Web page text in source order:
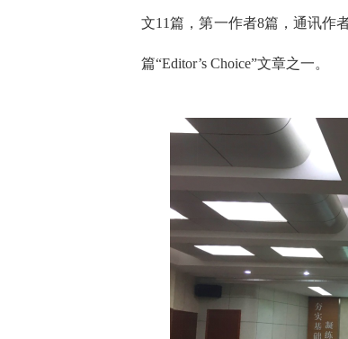
文11篇，第一作者8篇，通讯作
篇“Editor’s Choice”文章之一。